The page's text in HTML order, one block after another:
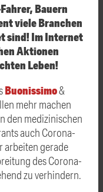
Bauern
viele Branchen
sind! Im Internet
Aktionen
Leben!
Buonissimo&
mehr machen
den medizinischen
auch Corona-
arbeiten gerade
des Corona-
zu verhindern.